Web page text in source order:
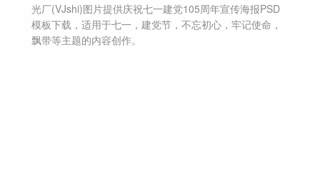
光厂(VJshi)图片提供庆祝七一建党105周年宣传海报PSD
模板下载，适用于七一，建党节，不忘初心，牢记使命，
飘带等主题的内容创作。